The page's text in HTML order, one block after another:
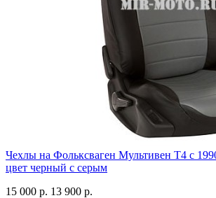
Чехлы на Фольксваген Мультивен Т4 с
цвет черный с серым
15 000 р. 13 900 р.